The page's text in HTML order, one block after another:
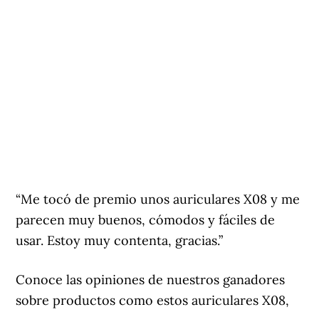
“Me tocó de premio unos auriculares X08 y me
parecen muy buenos, cómodos y fáciles de
usar. Estoy muy contenta, gracias.”
Conoce las opiniones de nuestros ganadores
sobre productos como estos auriculares X08,